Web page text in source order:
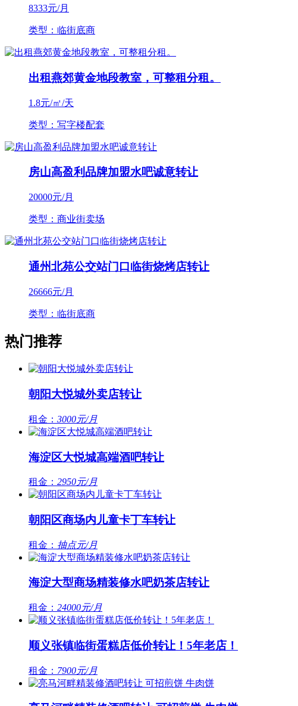
8333元/月
类型：临街底商
出租燕郊黄金地段教室，可整租分租。
1.8元/㎡/天
类型：写字楼配套
房山高盈利品牌加盟水吧诚意转让
20000元/月
类型：商业街卖场
通州北苑公交站门口临街烧烤店转让
26666元/月
类型：临街底商
热门推荐
朝阳大悦城外卖店转让
租金： 3000元/月
海淀区大悦城高端酒吧转让
租金： 2950元/月
朝阳区商场内儿童卡丁车转让
租金： 抽点元/月
海淀大型商场精装修水吧奶茶店转让
租金： 24000元/月
顺义张镇临街蛋糕店低价转让！5年老店！
租金： 7900元/月